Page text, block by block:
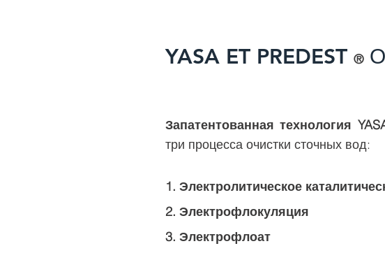
YASA ET PREDEST ®
Запатентованная технология
три процесса очистки сточных вод:
1. Электролитическое
2. Электрофлокуляция
3. Электрофлоат